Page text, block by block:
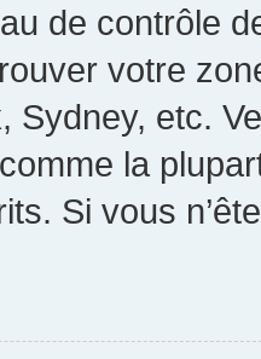
de contrôle
votre
Sydney, etc.
la
Si vous